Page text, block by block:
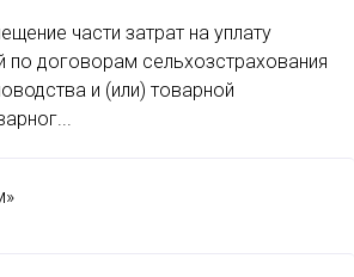
части затрат на уплату
по договорам сельхозстрахования
и (или) товарной